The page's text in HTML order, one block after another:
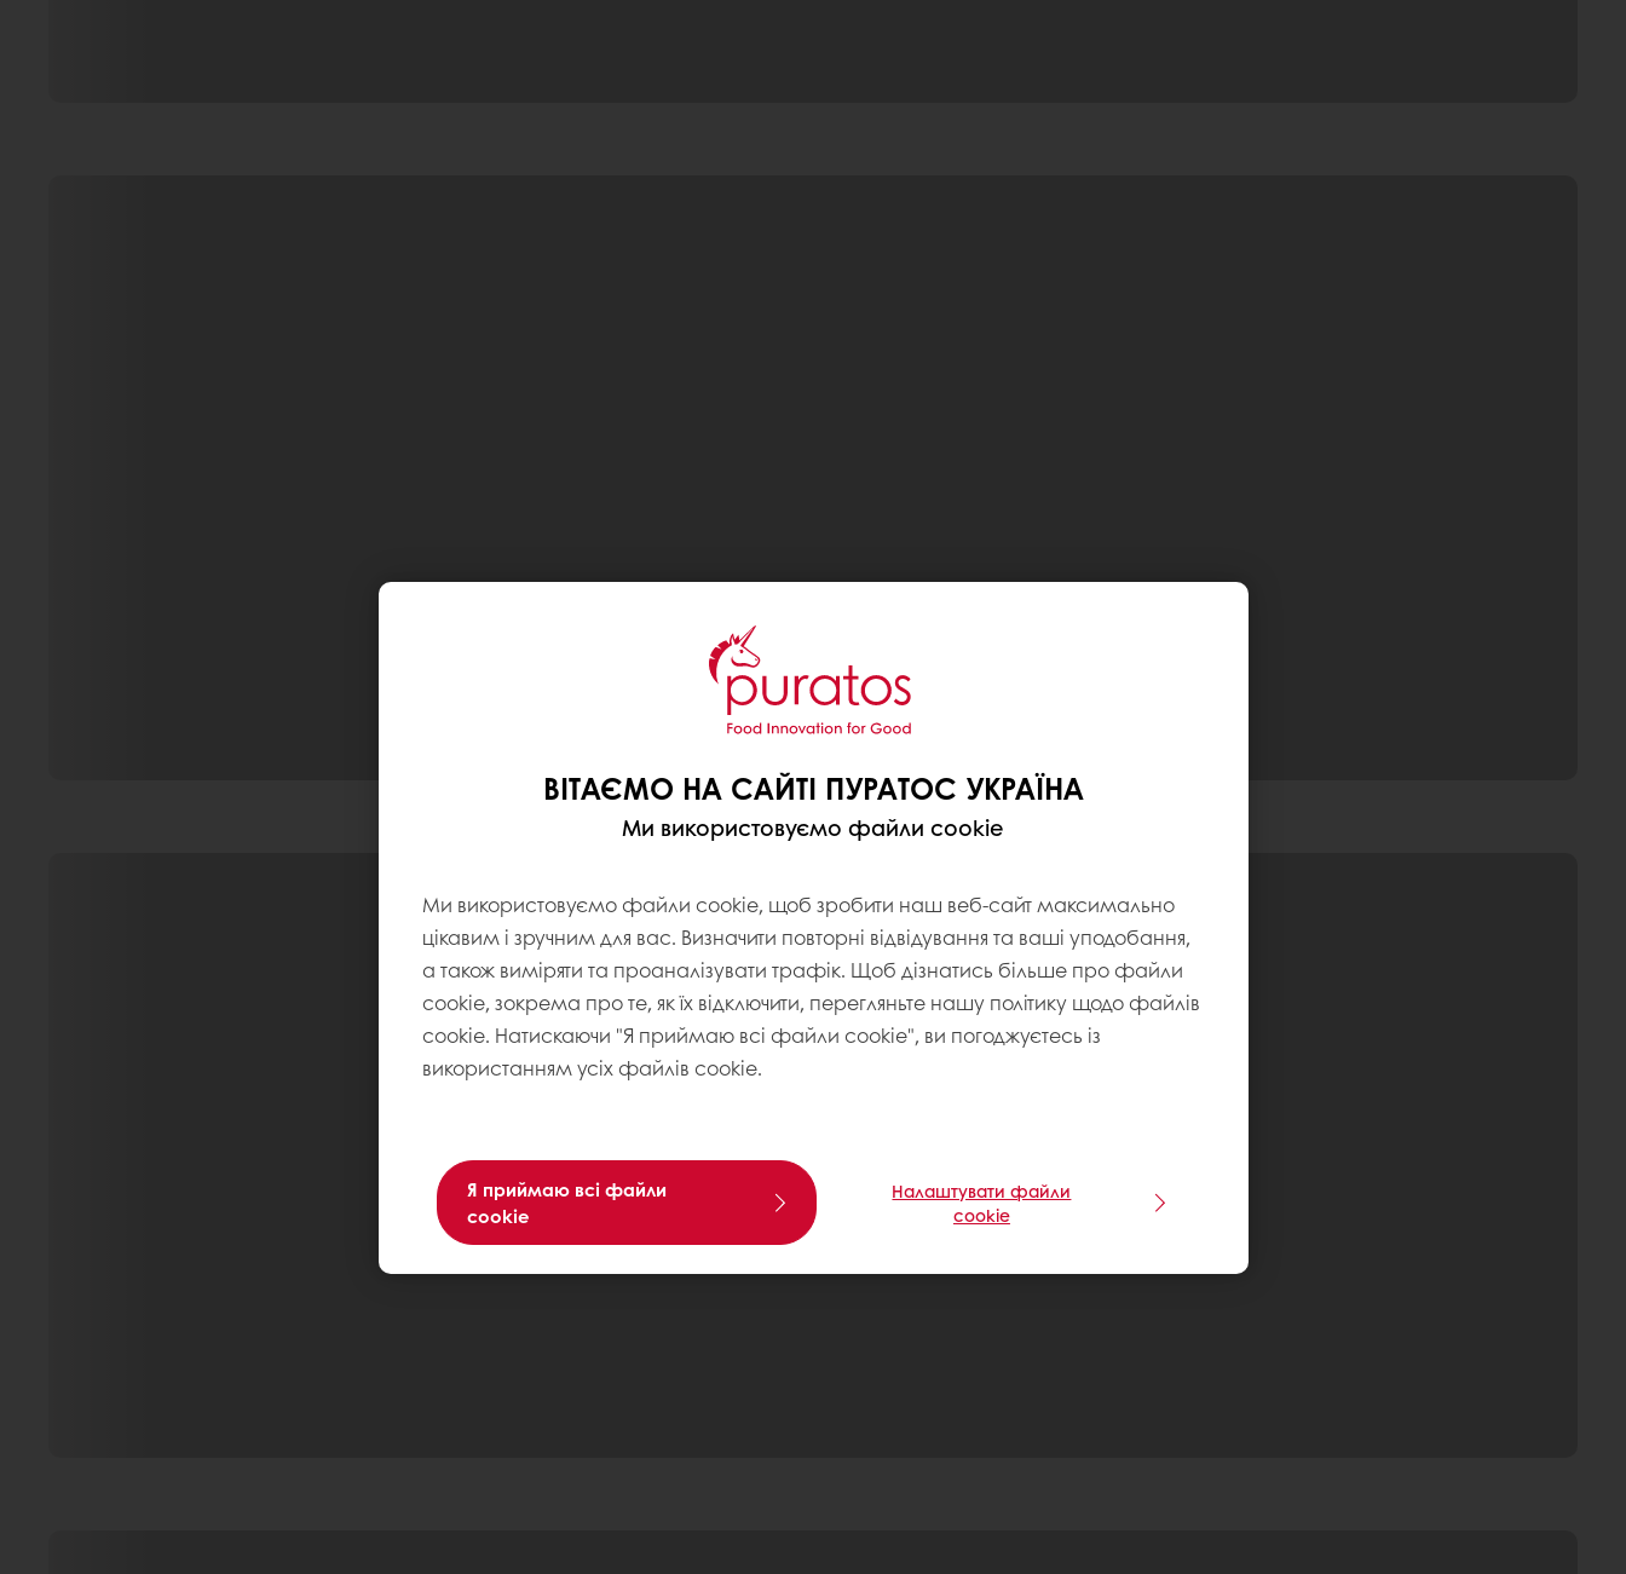
ВІТАЄМО НА САЙТІ ПУРАТОС УКРАЇНА
Ми використовуємо файли cookie
Ми використовуємо файли cookie, щоб зробити наш веб-сайт максимально
цікавим і зручним для вас. Визначити повторні відвідування та ваші уподобання,
а також виміряти та проаналізувати трафік. Щоб дізнатись більше про файли
cookie, зокрема про те, як їх відключити, перегляньте нашу політику щодо файлів
cookie. Натискаючи "Я приймаю всі файли cookie", ви погоджуєтесь із
використанням усіх файлів cookie.
Я приймаю всі файли
cookie
Налаштувати файли
cookie